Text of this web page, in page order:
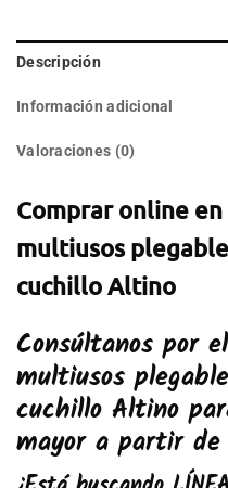
Descripción
Información adicional
Valoraciones (0)
Comprar online
multiusos
cuchillo Altino
Consúltanos por
multiusos
cuchillo Altino
mayor a partir de